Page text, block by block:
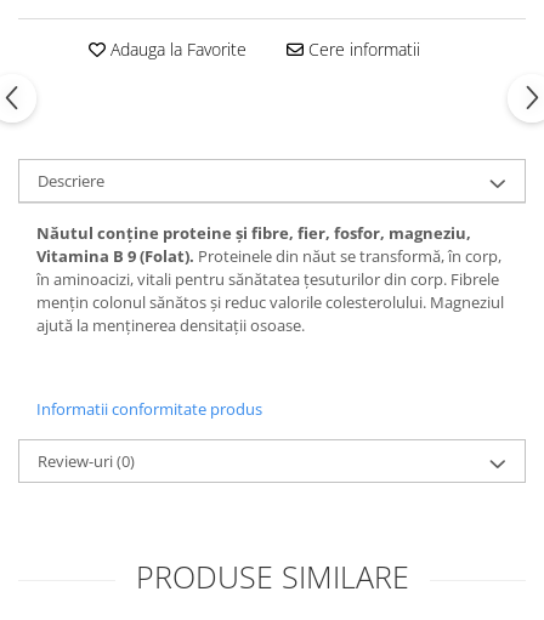
Adauga la Favorite Cere informatii
Descriere
Năutul conține proteine și fibre, fier, fosfor, magneziu,
Vitamina B 9 (Folat). Proteinele din năut se transformă, în corp,
în aminoacizi, vitali pentru sănătatea țesuturilor din corp. Fibrele
mențin colonul sănătos și reduc valorile colesterolului. Magneziul
ajută la menținerea densitații osoase.
Informatii conformitate produs
Review-uri(0)
PRODUSE SIMILARE